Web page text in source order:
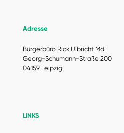
Adresse
Bürgerbüro Rick Ulbricht MdL
Georg-Schumann-Straße 200
04159 Leipzig
LINKS